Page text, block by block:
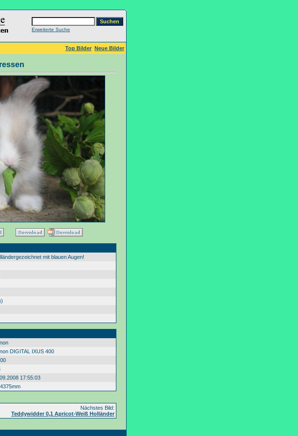
Erweiterte Suche
Top Bilder Neue Bilder
mit blauen Augen!
DIGITAL IXUS 400
17:55:03
Nächstes Bild:
Teddywidder 0,1 Apricot-Weiß Holländer